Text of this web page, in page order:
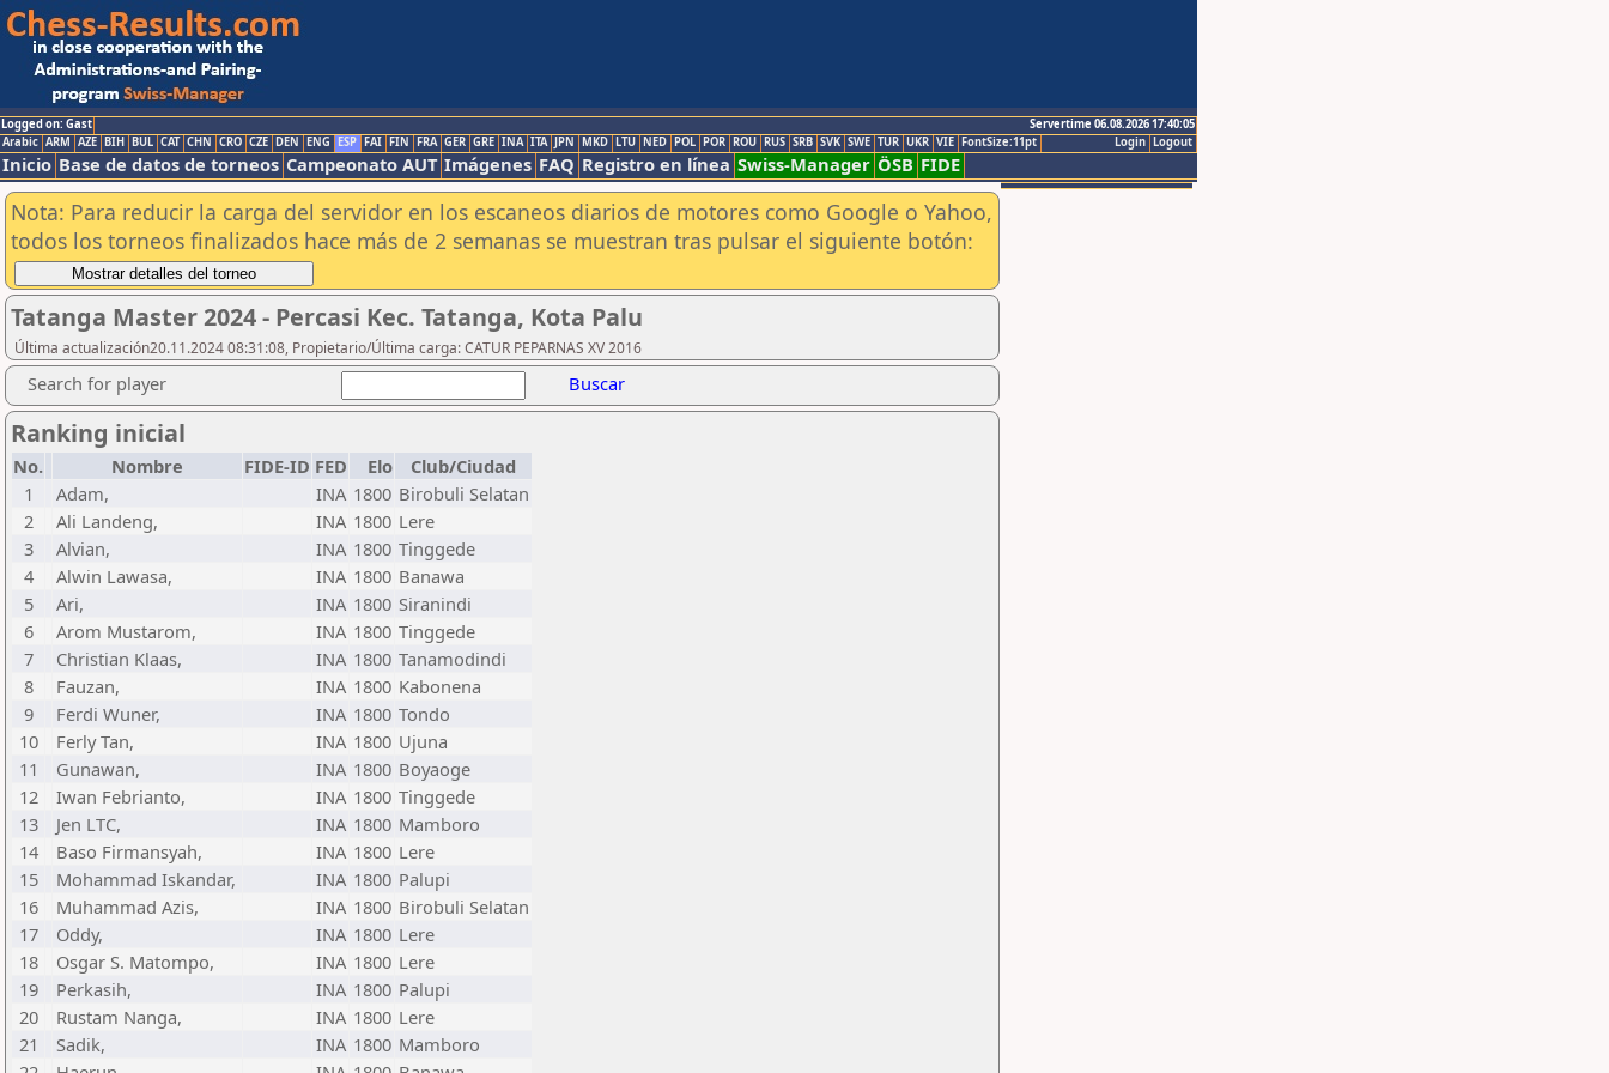
Logged on: Gast
Servertime 06.08.2026 17:40:05
Logout
Login
Arabic ARM AZE BIH BUL CAT CHN CRO CZE DEN ENG ESP FAI FIN FRA GER GRE INA ITA JPN MKD LTU NED POL POR ROU RUS SRB SVK SWE TUR UKR VIE FontSize:11pt
Inicio Base de datos de torneos Campeonato AUT Imágenes FAQ Registro en línea Swiss-Manager ÖSB FIDE
Nota: Para reducir la carga del servidor en los escaneos diarios de motores como Google o Yahoo,
todos los torneos finalizados hace más de 2 semanas se muestran tras pulsar el siguiente botón:
Tatanga Master 2024 - Percasi Kec. Tatanga, Kota Palu
Última actualización20.11.2024 08:31:08, Propietario/Última carga: CATUR PEPARNAS XV 2016
Search for player Buscar
Ranking inicial
No. Nombre FIDE-ID FED Elo
Club/Ciudad
1
Adam, INA 1800 Birobuli Selatan
2
Ali Landeng, INA 1800 Lere
3
Alvian, INA 1800 Tinggede
4
Alwin Lawasa, INA 1800 Banawa
5
Ari, INA 1800 Siranindi
6
Arom Mustarom, INA 1800 Tinggede
7
Christian Klaas, INA 1800 Tanamodindi
8
Fauzan, INA 1800 Kabonena
9
Ferdi Wuner, INA 1800 Tondo
10
Ferly Tan, INA 1800 Ujuna
11
Gunawan, INA 1800 Boyaoge
12
Iwan Febrianto, INA 1800 Tinggede
13
Jen LTC, INA 1800 Mamboro
14
Baso Firmansyah, INA 1800 Lere
15
Mohammad Iskandar, INA 1800 Palupi
16
Muhammad Azis, INA 1800 Birobuli Selatan
17
Oddy, INA 1800 Lere
18
Osgar S. Matompo, INA 1800 Lere
19
Perkasih, INA 1800 Palupi
20
Rustam Nanga, INA 1800 Lere
21
Sadik, INA 1800 Mamboro